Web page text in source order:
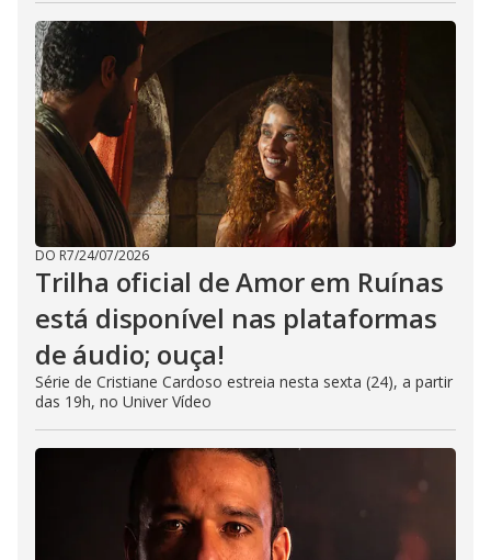
DO R7/24/07/2026
Trilha oficial de Amor em Ruínas
está disponível nas plataformas
de áudio; ouça!
Série de Cristiane Cardoso estreia nesta sexta (24), a partir
das 19h, no Univer Vídeo